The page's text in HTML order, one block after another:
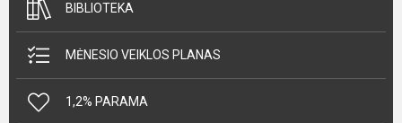
BIBLIOTEKA
MĖNESIO VEIKLOS PLANAS
1,2% PARAMA